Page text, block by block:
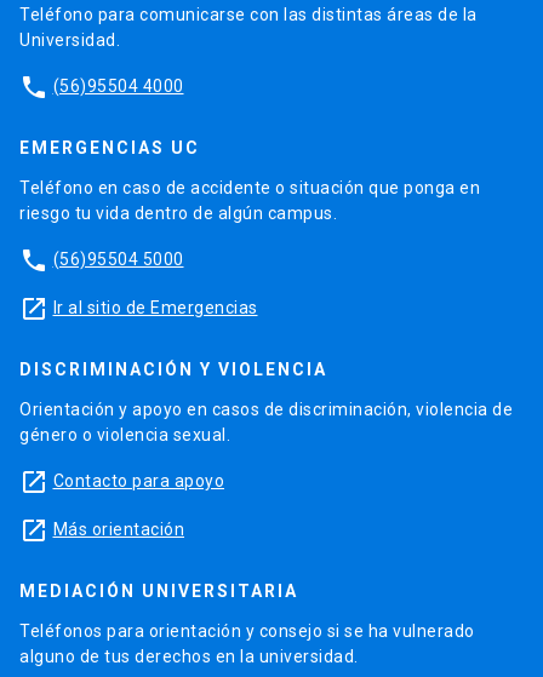
Teléfono para comunicarse con las distintas áreas de la
Universidad.
phone (56)95504 4000
EMERGENCIAS UC
Teléfono en caso de accidente o situación que ponga en
riesgo tu vida dentro de algún campus.
phone (56)95504 5000
launch Ir al sitio de Emergencias
DISCRIMINACIÓN Y VIOLENCIA
Orientación y apoyo en casos de discriminación, violencia de
género o violencia sexual.
launch Contacto para apoyo
launch Más orientación
MEDIACIÓN UNIVERSITARIA
Teléfonos para orientación y consejo si se ha vulnerado
alguno de tus derechos en la universidad.